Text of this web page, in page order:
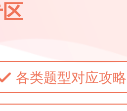
各类题型对应攻略